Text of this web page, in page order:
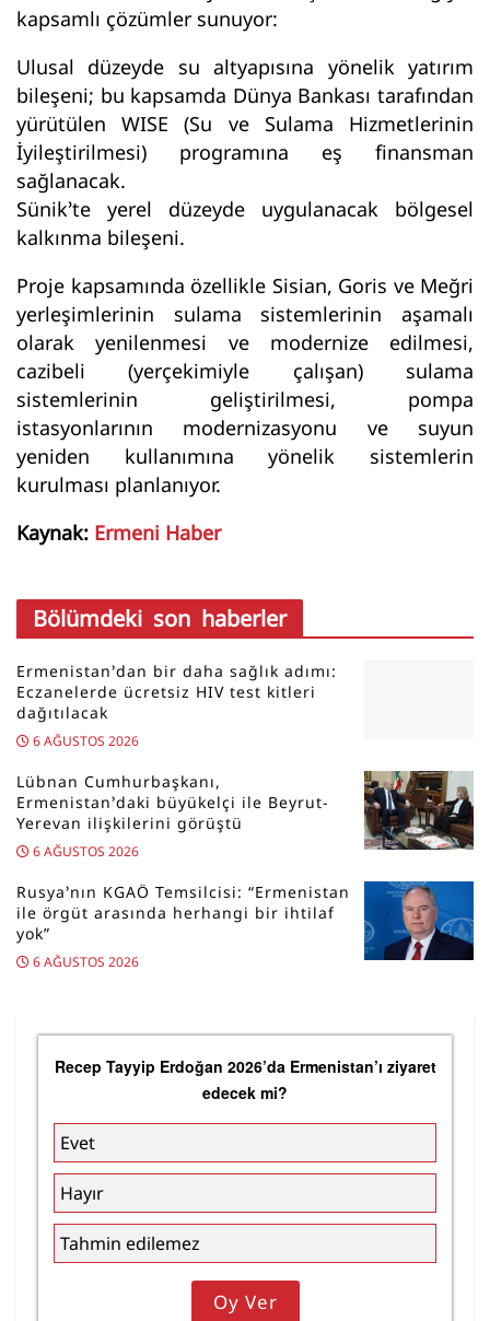
kapsamlı çözümler sunuyor:
Ulusal düzeyde su altyapısına yönelik yatırım
bileşeni; bu kapsamda Dünya Bankası tarafından
yürütülen WISE (Su ve Sulama Hizmetlerinin
İyileştirilmesi) programına eş finansman
sağlanacak.
Sünik’te yerel düzeyde uygulanacak bölgesel
kalkınma bileşeni.
Proje kapsamında özellikle Sisian, Goris ve Meğri
yerleşimlerinin sulama sistemlerinin aşamalı
olarak yenilenmesi ve modernize edilmesi,
cazibeli (yerçekimiyle çalışan) sulama
sistemlerinin geliştirilmesi, pompa
istasyonlarının modernizasyonu ve suyun
yeniden kullanımına yönelik sistemlerin
kurulması planlanıyor.
Kaynak: Ermeni Haber
Bölümdeki son haberler
Ermenistan’dan bir daha sağlık adımı:
Eczanelerde ücretsiz HIV test kitleri
dağıtılacak
6 AĞUSTOS 2026
Lübnan Cumhurbaşkanı,
Ermenistan’daki büyükelçi ile Beyrut-
Yerevan ilişkilerini görüştü
6 AĞUSTOS 2026
Rusya’nın KGAÖ Temsilcisi: “Ermenistan
ile örgüt arasında herhangi bir ihtilaf
yok”
6 AĞUSTOS 2026
Recep Tayyip Erdoğan 2026’da Ermenistan’ı ziyaret
edecek mi?
Evet
Hayır
Tahmin edilemez